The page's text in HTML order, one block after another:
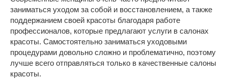
заниматься уходом за собой и восстановлением, а также
поддержанием своей красоты благодаря работе
профессионалов, которые предлагают услуги в салонах
красоты. Самостоятельно заниматься уходовыми
процедурами довольно сложно и проблематично, поэтому
лучше всего отправляться только в качественные салоны
красоты.